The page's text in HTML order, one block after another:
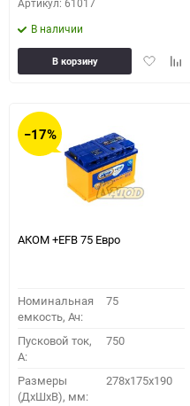
В наличии
Добавить
В корзину
−17%
АКОМ +EFB 75 Евро
Номинальная
емкость, Ач:
75
Пусковой ток,
A:
750
Размеры
(ДхШхВ), мм:
278x175x190